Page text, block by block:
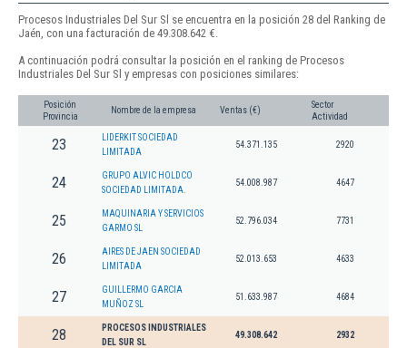
Procesos Industriales Del Sur Sl se encuentra en la posición 28 del Ranking de
Jaén, con una facturación de 49.308.642 €.
A continuación podrá consultar la posición en el ranking de Procesos
Industriales Del Sur Sl y empresas con posiciones similares:
Posición
Provincia
Nombre de la empresa Ventas (€)
Sector
Actividad
23
LIDERKIT SOCIEDAD
LIMITADA
54.371.135 2920
24
GRUPO ALVIC HOLDCO
SOCIEDAD LIMITADA.
54.008.987 4647
25
MAQUINARIA Y SERVICIOS
GARMO SL
52.796.034 7731
26
AIRES DE JAEN SOCIEDAD
LIMITADA
52.013.653 4633
27
GUILLERMO GARCIA
MUÑOZ SL
51.633.987 4684
28
PROCESOS INDUSTRIALES
DEL SUR SL
49.308.642 2932